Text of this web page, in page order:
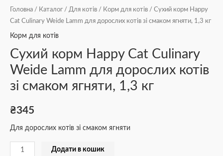
Головна / Каталог / Для котів / Корм для котів / Сухий корм Happy
Cat Culinary Weide Lamm для дорослих котів зі смаком ягняти, 1,3 кг
Корм для котів
Сухий корм Happy Cat Culinary
Weide Lamm для дорослих котів
зі смаком ягняти, 1,3 кг
₴345
Для дорослих котів зі смаком ягняти
Додати в кошик